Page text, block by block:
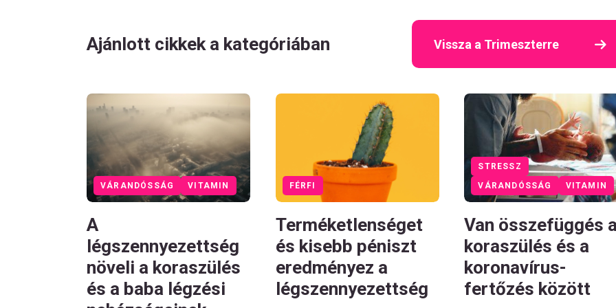
Ajánlott cikkek a kategóriában Vissza a Trimeszterre
VÁRANDÓSSÁG VITAMIN
A
légszennyezettség
növeli a koraszülés
és a baba légzési
FÉRFI
Terméketlenséget
és kisebb péniszt
eredményez a
légszennyezettség
VÁRANDÓSSÁG VITAMIN
STRESSZ
Van összefüggés
koraszülés és a
koronavírus-
fertőzés között